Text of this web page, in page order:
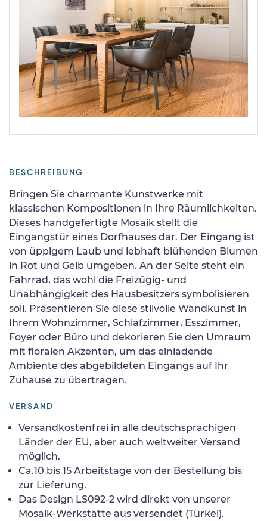
BESCHREIBUNG
Bringen Sie charmante Kunstwerke mit
klassischen Kompositionen in Ihre Räumlichkeiten.
Dieses handgefertigte Mosaik stellt die
Eingangstür eines Dorfhauses dar. Der Eingang ist
von üppigem Laub und lebhaft blühenden Blumen
in Rot und Gelb umgeben. An der Seite steht ein
Fahrrad, das wohl die Freizügig- und
Unabhängigkeit des Hausbesitzers symbolisieren
soll. Präsentieren Sie diese stilvolle Wandkunst in
Ihrem Wohnzimmer, Schlafzimmer, Esszimmer,
Foyer oder Büro und dekorieren Sie den Umraum
mit floralen Akzenten, um das einladende
Ambiente des abgebildeten Eingangs auf Ihr
Zuhause zu übertragen.
VERSAND
Versandkostenfrei in alle deutschsprachigen
Länder der EU, aber auch weltweiter Versand
möglich.
Ca.10 bis 15 Arbeitstage von der Bestellung bis
zur Lieferung.
Das Design LS092-2 wird direkt von unserer
Mosaik-Werkstätte aus versendet (Türkei).